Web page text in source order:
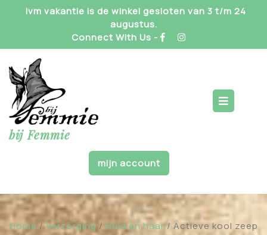
Ivm vakantie is de winkel gesloten van 3 t/m 24
augustus.
Connect With Us -
bij Femmie
mijn account
Home /Verzorging / Huid en haar/ Actieve kool zeep